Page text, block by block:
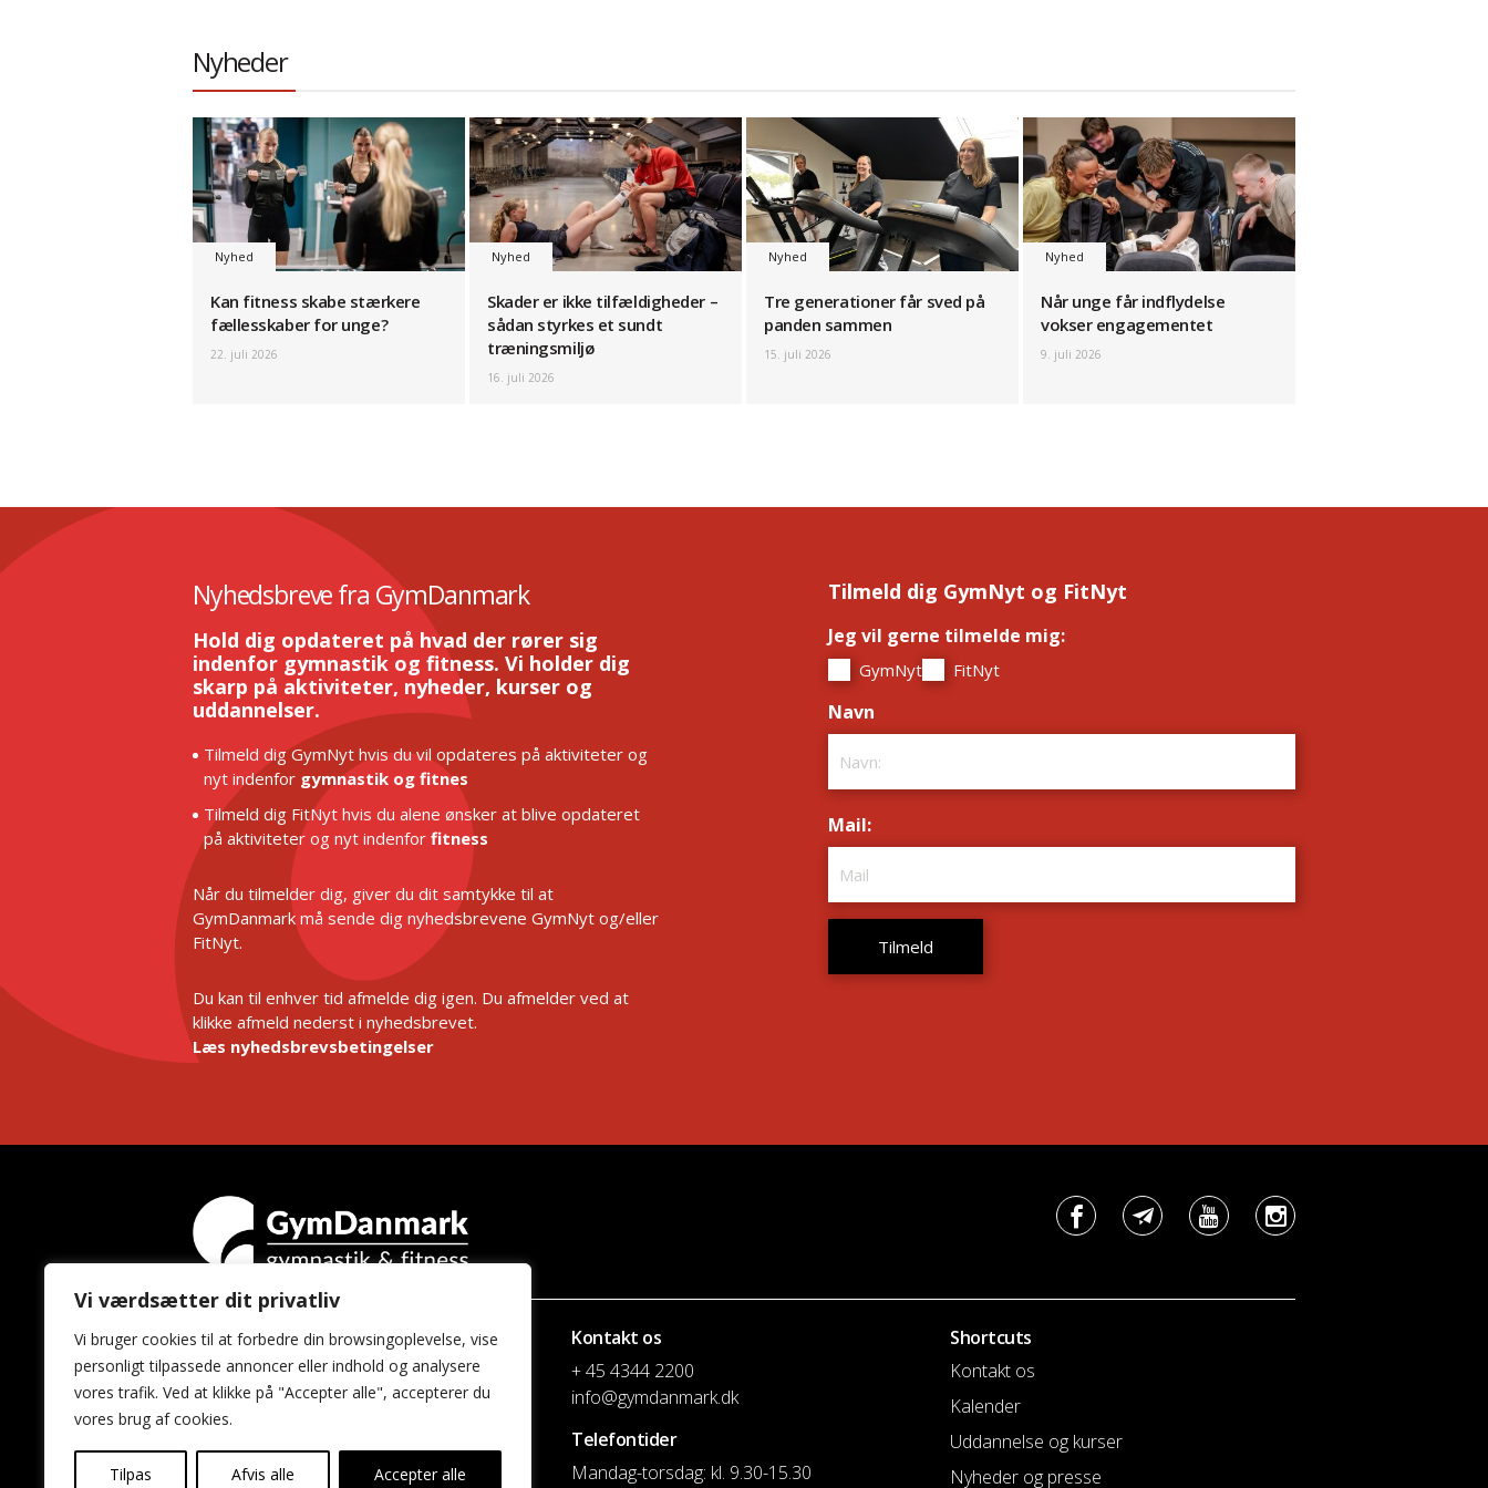
Vi værdsætter dit privatliv
Vi bruger cookies til at forbedre din browsingoplevelse, vise
personligt tilpassede annoncer eller indhold og analysere
vores trafik. Ved at klikke på "Accepter alle", accepterer du
vores brug af cookies.
Tilpas Afvis alle Accepter alle
Nyheder
Nyhed
Kan fitness skabe stærkere
fællesskaber for unge?
22. juli 2026
Nyhed
Skader er ikke tilfældigheder –
sådan styrkes et sundt
træningsmiljø
16. juli 2026
Nyhed
Tre generationer får sved på
panden sammen
15. juli 2026
Nyhed
Når unge får indflydelse
vokser engagementet
9. juli 2026
Nyhedsbreve fra GymDanmark
Hold dig opdateret på hvad der rører sig
indenfor gymnastik og fitness. Vi holder dig
skarp på aktiviteter, nyheder, kurser og
uddannelser.
Tilmeld dig GymNyt hvis du vil opdateres på aktiviteter og
nyt indenfor gymnastik og fitnes
Tilmeld dig FitNyt hvis du alene ønsker at blive opdateret
på aktiviteter og nyt indenfor fitness
Når du tilmelder dig, giver du dit samtykke til at
GymDanmark må sende dig nyhedsbrevene GymNyt og/eller
FitNyt.
Du kan til enhver tid afmelde dig igen. Du afmelder ved at
klikke afmeld nederst i nyhedsbrevet.
Læs nyhedsbrevsbetingelser
Tilmeld dig GymNyt og FitNyt
Jeg vil gerne tilmelde mig:
GymNyt FitNyt
Navn
Mail:
GymDanmark
Idrættens Hus
Brøndby Stadion 20
2605 Brøndby
Kontakt os
+ 45 4344 2200
info@gymdanmark.dk
Telefontider
Mandag-torsdag: kl. 9.30-15.30
Shortcuts
Kontakt os
Kalender
Uddannelse og kurser
Nyheder og presse